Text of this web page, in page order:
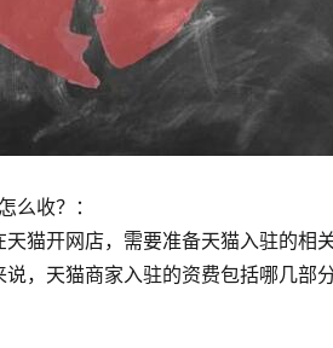
么收？：
开网店，需要准备天猫入驻的相
，天猫商家入驻的资费包括哪几部